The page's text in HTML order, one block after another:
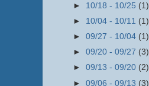
► 10/18 - 10/25 (1)
► 10/04 - 10/11 (1)
► 09/27 - 10/04 (1)
► 09/20 - 09/27 (3)
► 09/13 - 09/20 (2)
► 09/06 - 09/13 (3)